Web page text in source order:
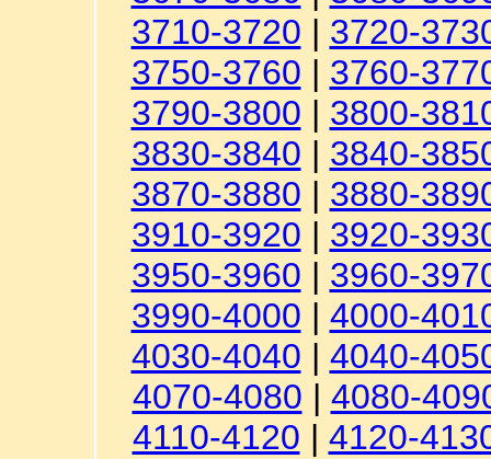
3710-3720 | 3720-
3750-3760 | 3760-
3790-3800 | 3800-
3830-3840 | 3840-
3870-3880 | 3880-
3910-3920 | 3920-
3950-3960 | 3960-
3990-4000 | 4000-
4030-4040 | 4040-
4070-4080 | 4080-
4110-4120 | 4120-